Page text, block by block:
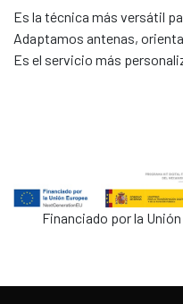
Es la técnica más versátil
Adaptamos antenas,
Es el servicio más
Financiado por la